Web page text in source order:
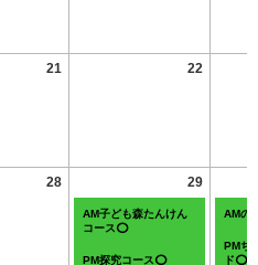
21 22
28 29
AM子ども森たんけん
コース⭕
PM探究コース⭕
AMの
PMち
ド⭕